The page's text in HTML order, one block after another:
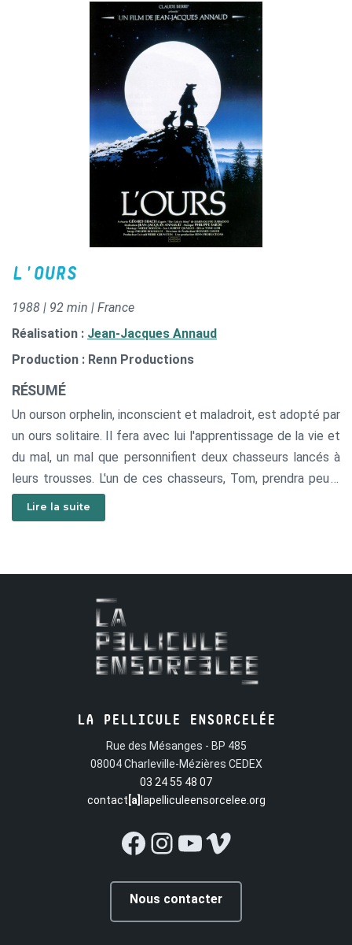
capturés, séparés et vendus.
L’un atterrit dans un cirque, l’autre chez un Prince. Les deux
félins se retrouvent opposés, face à face, dans une arène.
Au cours du combat, ils se reconnaissent et parviennent à
L'OURS
1988 | 92 min | France
Réalisation : Jean-Jacques Annaud
Production : Renn Productions
RÉSUMÉ
Un ourson orphelin, inconscient et maladroit, est adopté par
un ours solitaire. Il fera avec lui l'apprentissage de la vie et
du mal, un mal que personnifient deux chasseurs lancés à
leurs trousses. L'un de ces chasseurs, Tom, prendra peu à
peu conscience de la dignité de la vie animale.
Lire la suite
LA PELLICULE ENSORCELÉE
Rue des Mésanges - BP 485
08004 Charleville-Mézières CEDEX
03 24 55 48 07
contact [a] lapelliculeensorcelee.org
Facebook
Instagram
YouTube
Vimeo
Nous contacter